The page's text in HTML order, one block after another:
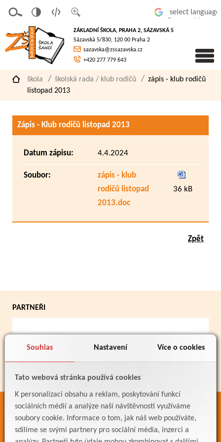
Souhlas Nastavení Více o cookies
Tato webová stránka používá cookies
K personalizaci obsahu a reklam, poskytování funkcí
sociálních médií a analýze naší návštěvnosti využíváme
soubory cookie. Informace o tom, jak náš web používáte,
sdílíme se svými partnery pro sociální média, inzerci a
písmo
á
verze
pro
slaboz
raké
ZÁKLADNÍ ŠKOLA, PRAHA 2, SÁZAVSKÁ 5
Sázavská 5/830, 120 00 Praha 2
sazavska@zssazavska.cz
+420 277 779 643
škola školská rada / klub rodičů
zápis - klub rodičů
listopad 2013
Zápis - Klub rodičů listopad 2013
Datum zápisu: 4.4.2024
Soubor:
zápis - klub
rodičů listopad
2013.doc
36 kB
Zpět
PARTNEŘI
Bakaláři